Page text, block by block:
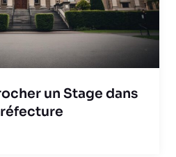
un Stage dans